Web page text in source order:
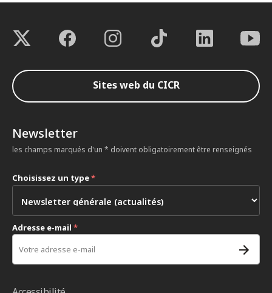
Sites web du CICR
Newsletter
les champs marqués d'un * doivent obligatoirement être renseignés
Choisissez un type*
Adresse e-mail *